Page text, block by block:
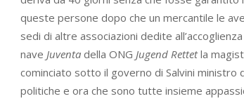
queste persone dopo che un mercantile le
sedi di altre associazioni dedite
nave Juventa della ONG Jugend Rettetla
cominciato sotto il governo di Salvini ministro
politiche e ora che sono tutte insieme